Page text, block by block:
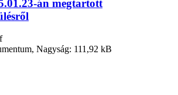
án megtartott
Nagyság: 111,92 kB